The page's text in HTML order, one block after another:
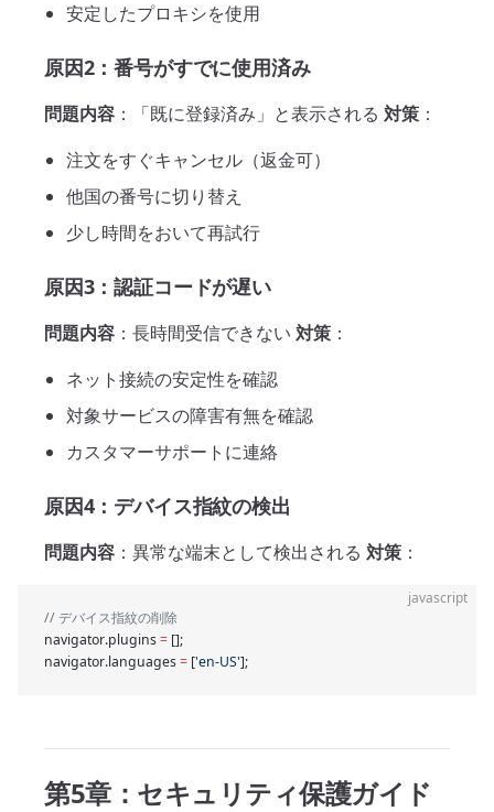
安定したプロキシを使用
原因2：番号がすでに使用済み
問題内容 ：「既に登録済み」と表示される 対策 ：
注文をすぐキャンセル（返金可）
他国の番号に切り替え
少し時間をおいて再試行
原因3：認証コードが遅い
問題内容 ：長時間受信できない 対策 ：
ネット接続の安定性を確認
対象サービスの障害有無を確認
カスタマーサポートに連絡
原因4：デバイス指紋の検出
問題内容 ：異常な端末として検出される 対策 ：
javascript
// デバイス指紋の削除
navigator.plugins = [];
navigator.languages = ['en-US'];
第5章：セキュリティ保護ガイド